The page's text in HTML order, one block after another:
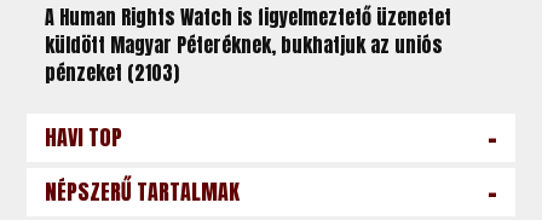
A Human Rights Watch is figyelmeztető üzenetet
küldött Magyar Péteréknek, bukhatjuk az uniós
pénzeket (2103)
HAVI TOP -
NÉPSZERŰ TARTALMAK -